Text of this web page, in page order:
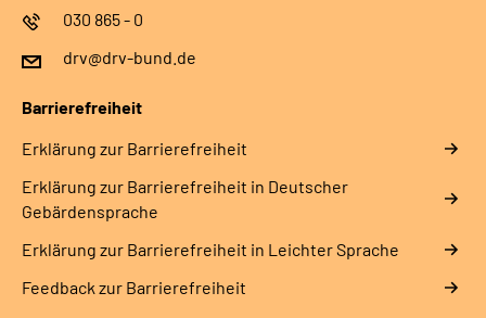
030 865 - 0
drv@drv-bund.de
Barrierefreiheit
Erklärung zur Barrierefreiheit
Erklärung zur Barrierefreiheit in Deutscher
Gebärdensprache
Erklärung zur Barrierefreiheit in Leichter Sprache
Feedback zur Barrierefreiheit